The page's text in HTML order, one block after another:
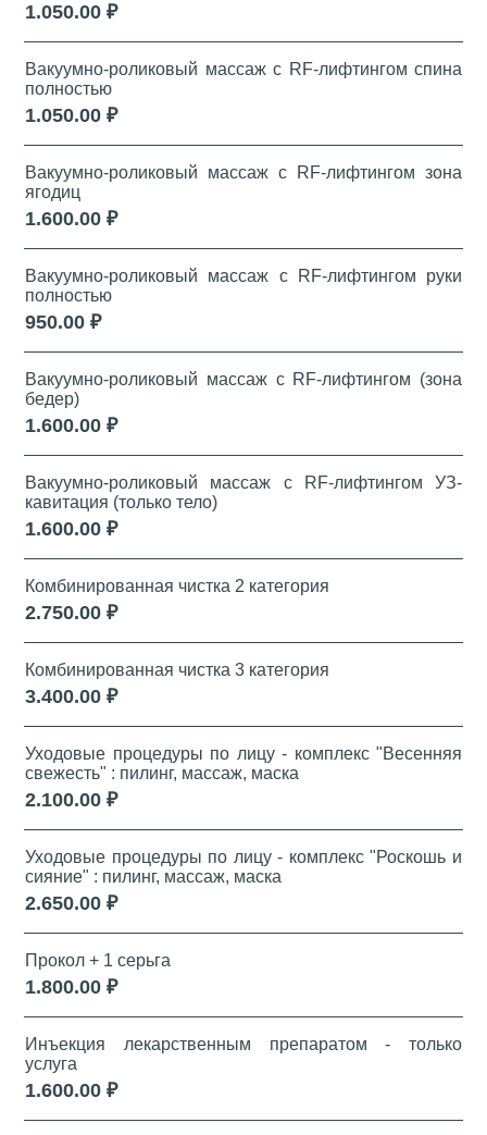
1.050.00 ₽
Вакуумно-роликовый массаж с RF-лифтингом спина
полностью
1.050.00 ₽
Вакуумно-роликовый массаж с RF-лифтингом зона
ягодиц
1.600.00 ₽
Вакуумно-роликовый массаж с RF-лифтингом руки
полностью
950.00 ₽
Вакуумно-роликовый массаж с RF-лифтингом (зона
бедер)
1.600.00 ₽
Вакуумно-роликовый массаж с RF-лифтингом УЗ-
кавитация (только тело)
1.600.00 ₽
Комбинированная чистка 2 категория
2.750.00 ₽
Комбинированная чистка 3 категория
3.400.00 ₽
Уходовые процедуры по лицу - комплекс "Весенняя
свежесть" : пилинг, массаж, маска
2.100.00 ₽
Уходовые процедуры по лицу - комплекс "Роскошь и
сияние" : пилинг, массаж, маска
2.650.00 ₽
Прокол + 1 серьга
1.800.00 ₽
Инъекция лекарственным препаратом - только
услуга
1.600.00 ₽